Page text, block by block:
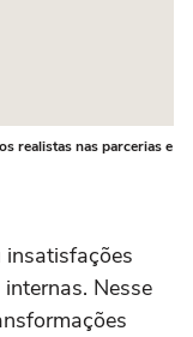
realistas nas parcerias e
insatisfações
Nesse